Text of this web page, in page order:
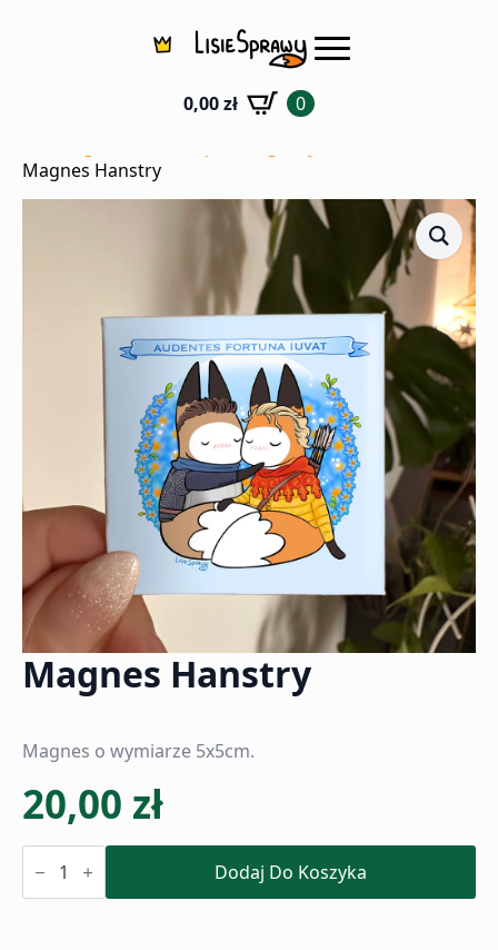
0,00zł
0
Magnes Hanstry
Magnes Hanstry
Magnes o wymiarze 5x5cm.
20,00 zł
ilość
Magnes Dodaj Do Koszyka